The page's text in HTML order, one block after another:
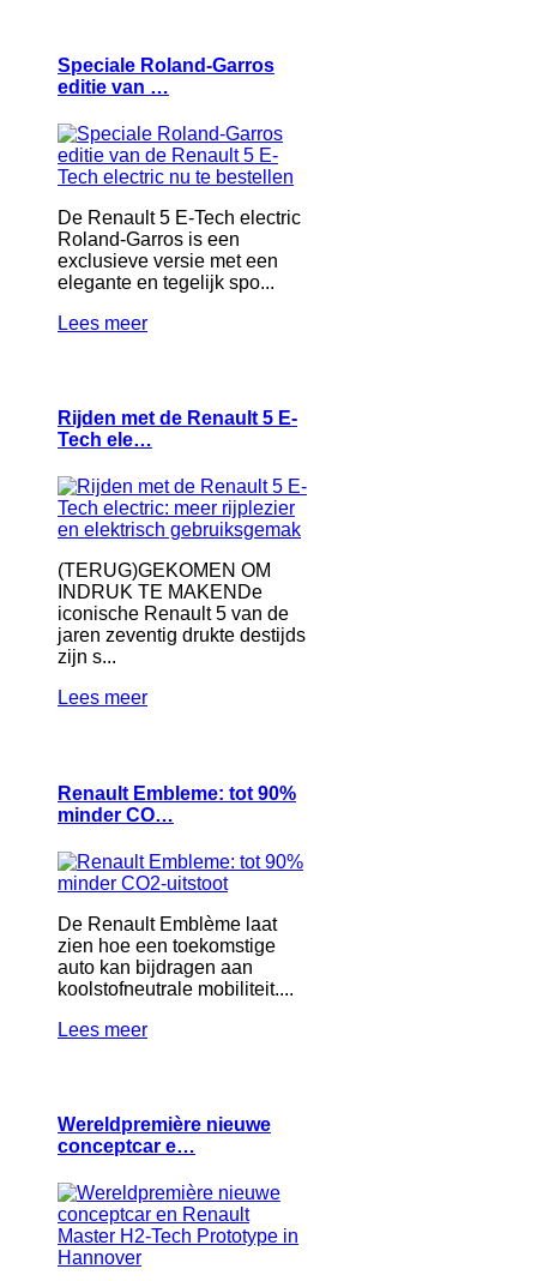
Speciale Roland-Garros
editie van …
De Renault 5 E-Tech electric
Roland-Garros is een
exclusieve versie met een
elegante en tegelijk spo...
Lees meer
Rijden met de Renault 5 E-
Tech ele…
(TERUG)GEKOMEN OM
INDRUK TE MAKENDe
iconische Renault 5 van de
jaren zeventig drukte destijds
zijn s...
Lees meer
Renault Embleme: tot 90%
minder CO…
De Renault Emblème laat
zien hoe een toekomstige
auto kan bijdragen aan
koolstofneutrale mobiliteit....
Lees meer
Wereldpremière nieuwe
conceptcar e…